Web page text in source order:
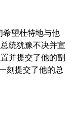
希望杜特地与他
统犹豫不决并宣
并提交了他的副
刻提交了他的总